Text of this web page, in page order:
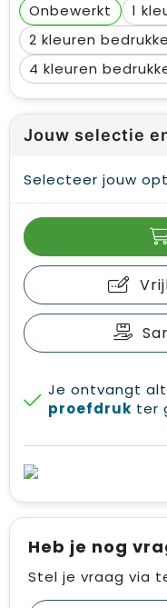
Onbewerkt
1
2
4
Jouw selectie
Selecteer jouw
Je ontvangt
proefdruk ter
Heb je nog
Stel je vraag via